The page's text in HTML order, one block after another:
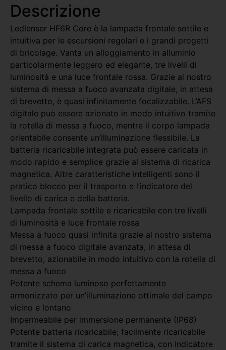
Descrizione
Ledlenser HF6R Core è la lampada frontale sottile e
intuitiva per le escursioni regolari e i grandi progetti
di bricolage. Vanta un alloggiamento in alluminio
particolarmente leggero ed elegante, tre livelli di
luminosità e una luce frontale rossa. Grazie al nostro
sistema di messa a fuoco avanzata digitale, in attesa
di brevetto, è quasi infinitamente focalizzabile. L’AFS
digitale può essere azionato in modo intuitivo tramite
la rotella di messa a fuoco, mentre il corpo lampada
orientabile consente un’illuminazione flessibile. La
batteria ricaricabile integrata può essere caricata in
modo rapido e semplice grazie al sistema di ricarica
magnetica. Altre caratteristiche intelligenti sono il
pratico blocco per il trasporto e l’indicatore del
livello di carica e della batteria.
Lampada frontale sottile e ricaricabile con tre livelli
di luminosità e luce frontale rossa
Messa a fuoco quasi infinita grazie al nostro sistema
di messa a fuoco digitale avanzata, in attesa di
brevetto, azionabile in modo intuitivo con la rotella di
messa a fuoco
Potente schema luminoso perfettamente
armonizzato per un’illuminazione ottimale del campo
vicino e lontano
Impermeabile per immersione permanente (IP68)
Potente batteria ricaricabile; facilmente ricaricabile
tramite il sistema di carica magnetica, con indicatore